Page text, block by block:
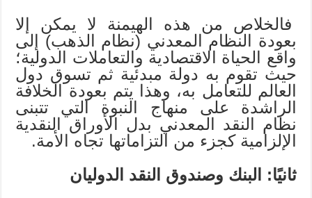
فالخلاص من هذه الهيمنة لا يمكن إلا
بعودة النظام المعدني (نظام الذهب) إلى
واقع الحياة الاقتصادية والتعاملات الدولية؛
حيث تقوم به دولة مبدئية ثم تسوق دول
العالم للتعامل به، وهذا يتم بعودة الخلافة
الراشدة على منهاج النبوة التي تتبنى
نظام النقد المعدني بدل الأوراق النقدية
الإلزامية كجزء من التزاماتها تجاه الأمة.
ثانيًا:
البنك وصندوق النقد الدوليان